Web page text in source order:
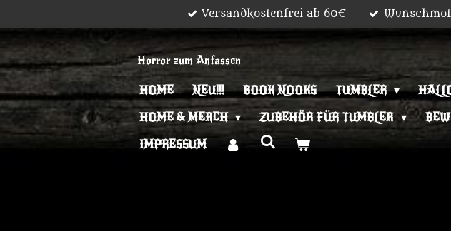
springen
Versandkostenfrei ab 60€
Horror zum Anfassen
HOME NEU!!! BOOK NOOKS TUMBLER
HOME & MERCH
ZUBEHÖR FÜR TUMBLER
IMPRESSUM